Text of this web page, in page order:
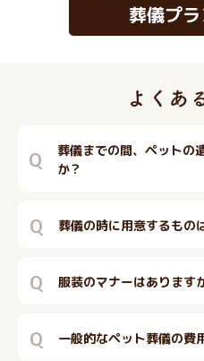
葬儀プ
Q
葬儀までの間、ペットの
か？
Q 葬儀の時に用意するもの
Q 服装のマナーはあります
Q 一般的なペット葬儀の費